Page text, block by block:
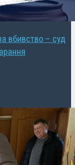
вбивство – суд